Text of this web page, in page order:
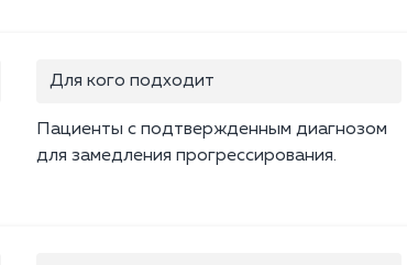
Для кого подходит
Пациенты с подтвержденным диагнозом
для замедления прогрессирования.